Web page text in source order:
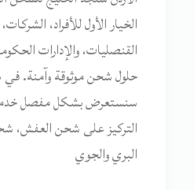
الخيار الأول للأفراد،
القنصليات، والإدارات
حلول شحن موثوقة وآمنة. في
سنستعرض بشكل مفصل
التركيز على شحن العفش،
البري والجوي